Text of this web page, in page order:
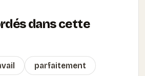
dans cette
parfaitement